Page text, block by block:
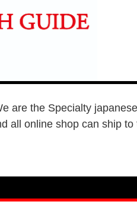
are the Specialty
all online shop can ship to